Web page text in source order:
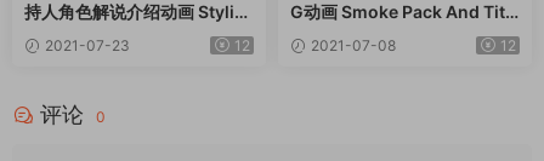
持人角色解说介绍动画 Stylis
h Presenter Set 2
2021-07-23 12
G动画 Smoke Pack And Title
s
2021-07-08 12
评论 0